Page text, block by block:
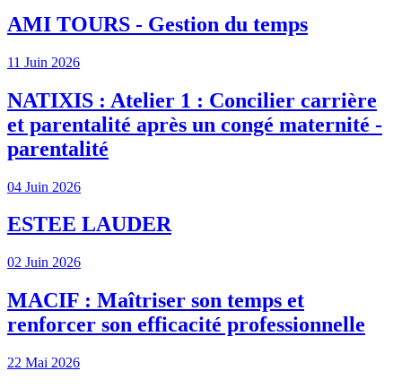
AMI TOURS - Gestion du temps
11 Juin 2026
NATIXIS : Atelier 1 : Concilier carrière
et parentalité après un congé maternité -
parentalité
04 Juin 2026
ESTEE LAUDER
02 Juin 2026
MACIF : Maîtriser son temps et
renforcer son efficacité professionnelle
22 Mai 2026